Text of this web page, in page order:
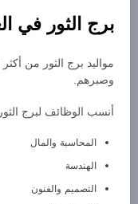
برج الثور في
مواليد برج الثور من
وصبرهم.
أنسب الوظائف لبرج
المحاسبة والمال
الهندسة
التصميم والفنون